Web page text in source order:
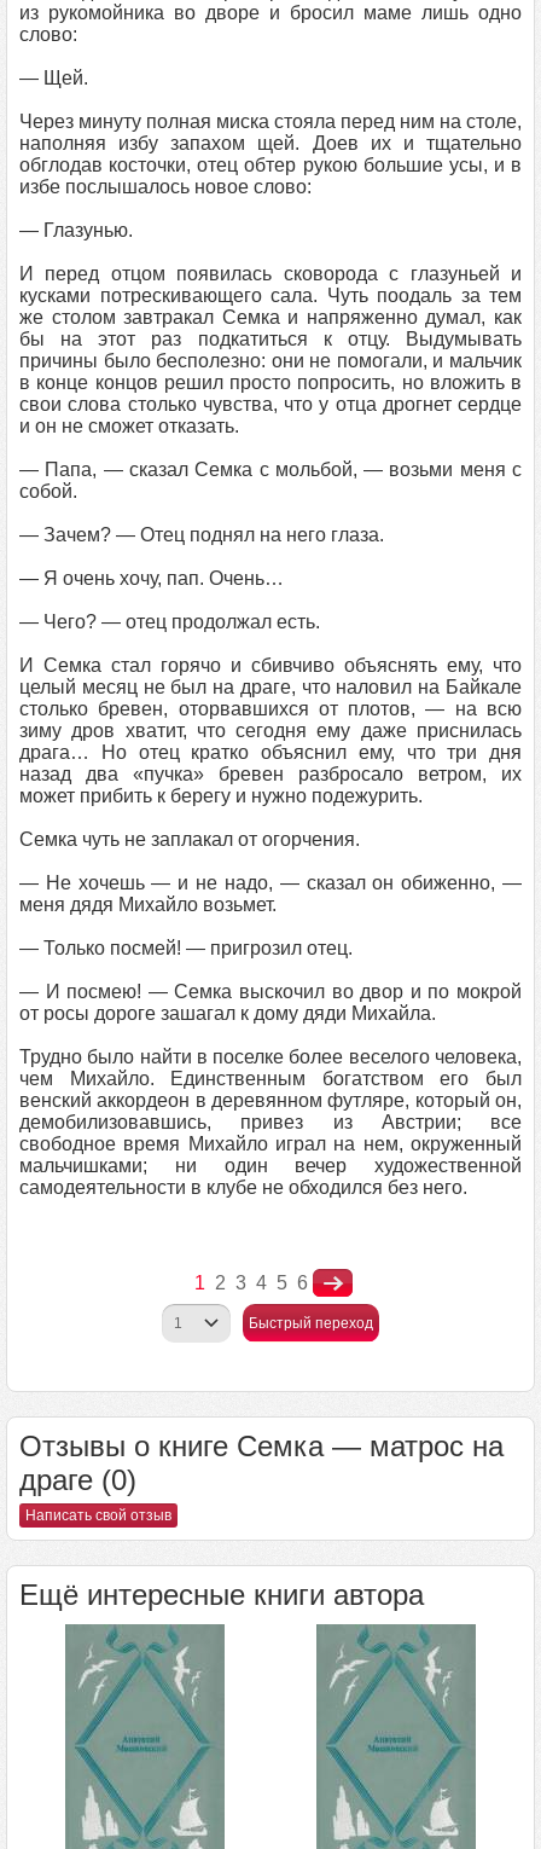
из рукомойника во дворе и бросил маме лишь одно
слово:
— Щей.
Через минуту полная миска стояла перед ним на столе,
наполняя избу запахом щей. Доев их и тщательно
обглодав косточки, отец обтер рукою большие усы, и в
избе послышалось новое слово:
— Глазунью.
И перед отцом появилась сковорода с глазуньей и
кусками потрескивающего сала. Чуть поодаль за тем
же столом завтракал Семка и напряженно думал, как
бы на этот раз подкатиться к отцу. Выдумывать
причины было бесполезно: они не помогали, и мальчик
в конце концов решил просто попросить, но вложить в
свои слова столько чувства, что у отца дрогнет сердце
и он не сможет отказать.
— Папа, — сказал Семка с мольбой, — возьми меня с
собой.
— Зачем? — Отец поднял на него глаза.
— Я очень хочу, пап. Очень…
— Чего? — отец продолжал есть.
И Семка стал горячо и сбивчиво объяснять ему, что
целый месяц не был на драге, что наловил на Байкале
столько бревен, оторвавшихся от плотов, — на всю
зиму дров хватит, что сегодня ему даже приснилась
драга… Но отец кратко объяснил ему, что три дня
назад два «пучка» бревен разбросало ветром, их
может прибить к берегу и нужно подежурить.
Семка чуть не заплакал от огорчения.
— Не хочешь — и не надо, — сказал он обиженно, —
меня дядя Михайло возьмет.
— Только посмей! — пригрозил отец.
— И посмею! — Семка выскочил во двор и по мокрой
от росы дороге зашагал к дому дяди Михайла.
Трудно было найти в поселке более веселого человека,
чем Михайло. Единственным богатством его был
венский аккордеон в деревянном футляре, который он,
демобилизовавшись, привез из Австрии; все
свободное время Михайло играл на нем, окруженный
мальчишками; ни один вечер художественной
самодеятельности в клубе не обходился без него.
1 2 3 4 5 6
Быстрый переход
Отзывы о книге Семка — матрос на
драге (0)
Написать свой отзыв
Ещё интересные книги автора